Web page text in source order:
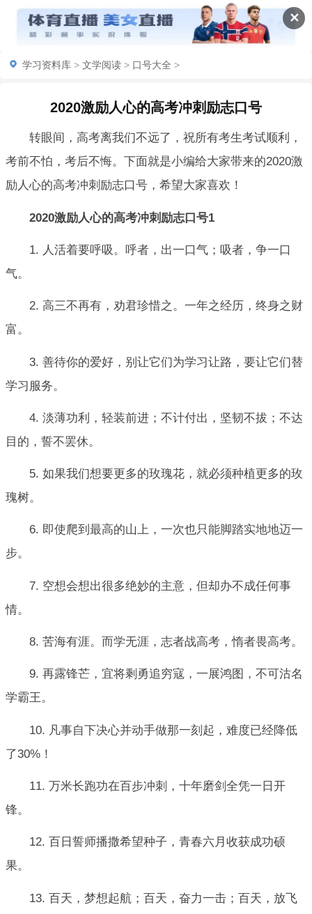
✕
学习资料库 > 文学阅读 > 口号大全 >
2020激励人心的高考冲刺励志口号
转眼间，高考离我们不远了，祝所有考生考试顺利，
考前不怕，考后不悔。下面就是小编给大家带来的2020激
励人心的高考冲刺励志口号，希望大家喜欢！
2020激励人心的高考冲刺励志口号1
1. 人活着要呼吸。呼者，出一口气；吸者，争一口
气。
2. 高三不再有，劝君珍惜之。一年之经历，终身之财
富。
3. 善待你的爱好，别让它们为学习让路，要让它们替
学习服务。
4. 淡薄功利，轻装前进；不计付出，坚韧不拔；不达
目的，誓不罢休。
5. 如果我们想要更多的玫瑰花，就必须种植更多的玫
瑰树。
6. 即使爬到最高的山上，一次也只能脚踏实地地迈一
步。
7. 空想会想出很多绝妙的主意，但却办不成任何事
情。
8. 苦海有涯。而学无涯，志者战高考，惰者畏高考。
9. 再露锋芒，宜将剩勇追穷寇，一展鸿图，不可沽名
学霸王。
10. 凡事自下决心并动手做那一刻起，难度已经降低
了30%！
11. 万米长跑功在百步冲刺，十年磨剑全凭一日开
锋。
12. 百日誓师播撒希望种子，青春六月收获成功硕
果。
13. 百天，梦想起航；百天，奋力一击；百天，放飞